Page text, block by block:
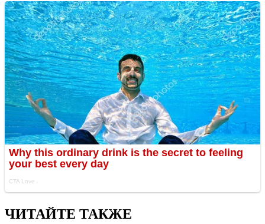
ЧИТАЙТЕ ТАКЖЕ